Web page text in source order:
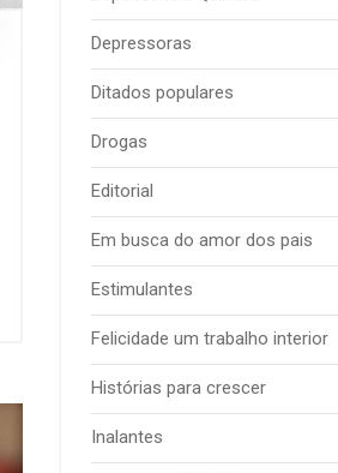
Depressoras
Ditados populares
Drogas
Editorial
Em busca do amor dos pais
Estimulantes
Felicidade um trabalho interior
Histórias para crescer
Inalantes